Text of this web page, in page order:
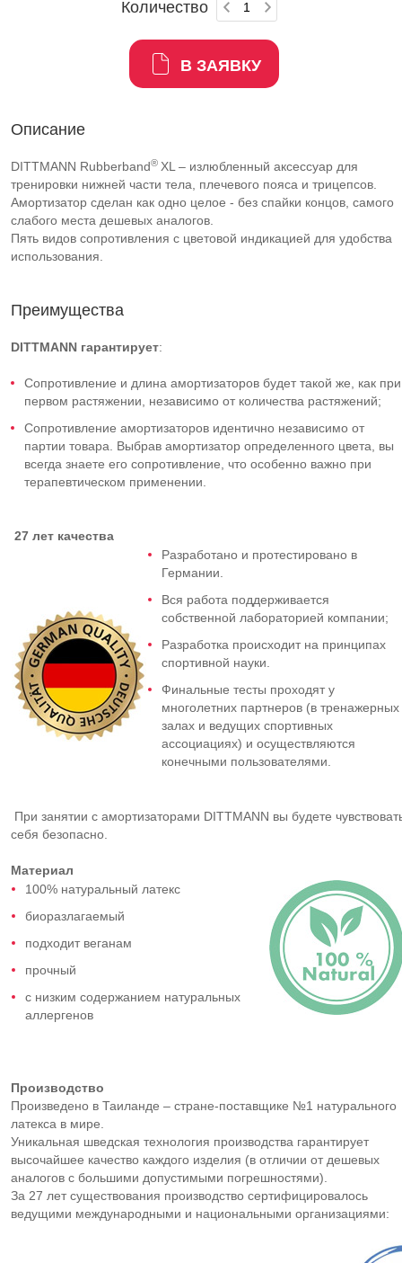
Количество
В ЗАЯВКУ
Описание
DITTMANN Rubberband® XL – излюбленный аксессуар для
тренировки нижней части тела, плечевого пояса и трицепсов.
Амортизатор сделан как одно целое - без спайки концов, самого
слабого места дешевых аналогов.
Пять видов сопротивления с цветовой индикацией для удобства
использования.
Преимущества
DITTMANN гарантирует:
Cопротивление и длина амортизаторов будет такой же, как при
первом растяжении, независимо от количества растяжений;
Cопротивление амортизаторов идентично независимо от
партии товара. Выбрав амортизатор определенного цвета, вы
всегда знаете его сопротивление, что особенно важно при
терапевтическом применении.
27 лет качества
Разработано и протестировано в
Германии.
Вся работа поддерживается
собственной лабораторией компании;
Разработка происходит на принципах
спортивной науки.
Финальные тесты проходят у
многолетних партнеров (в тренажерных
залах и ведущих спортивных
ассоциациях) и осуществляются
конечными пользователями.
При занятии с амортизаторами DITTMANN вы будете
себя безопасно.
Материал
100% натуральный латекс
биоразлагаемый
подходит веганам
прочный
с низким содержанием натуральных
аллергенов
Производство
Произведено в Таиланде – стране-поставщике №1 натурального
латекса в мире.
Уникальная шведская технология производства гарантирует
высочайшее качество каждого изделия (в отличии от дешевых
аналогов с большими допустимыми погрешностями).
За 27 лет существования производство сертифицировалось
ведущими международными и национальными организациями: